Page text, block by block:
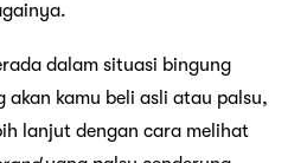
dalam situasi bingung
akan kamu beli asli atau palsu,
lanjut dengan cara melihat